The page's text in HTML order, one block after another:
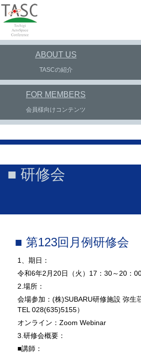
ABOUT US
TASCの紹介
FOR MEMBERS
会員様向けコンテンツ
■ 研修会
■ 第123回月例研修会
1、期日：
令和6年2月20日（火）17：30～20：
2.場所：
会場参加：(株)SUBARU研修施設 弥生
TEL 028(635)5155）
オンライン：Zoom Webinar
3.研修会概要：
■講師：